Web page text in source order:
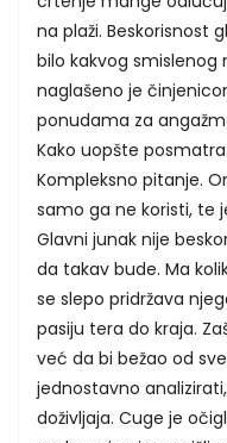
na plaži. Beskorisnost
bilo kakvog smislenog
naglašeno je
ponudama za
Kako uopšte
Kompleksno pitanje.
samo ga ne koristi, te
Glavni junak nije
da takav bude. Ma
se slepo pridržava
pasiju tera do kraja.
već da bi bežao od
jednostavno
doživljaja. Cuge je